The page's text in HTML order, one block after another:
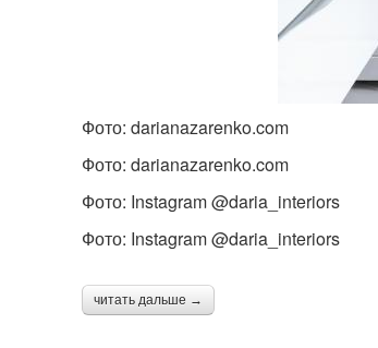
Фото: darianazarenko.com
Фото: darianazarenko.com
Фото: Instagram @daria_interiors
Фото: Instagram @daria_interiors
читать дальше →